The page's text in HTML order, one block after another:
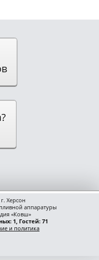
Херсон
аппаратуры
«Ковш»
1, Гостей: 71
и политика